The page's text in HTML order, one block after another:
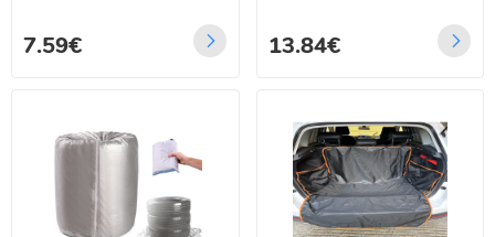
7.59€ 13.84€